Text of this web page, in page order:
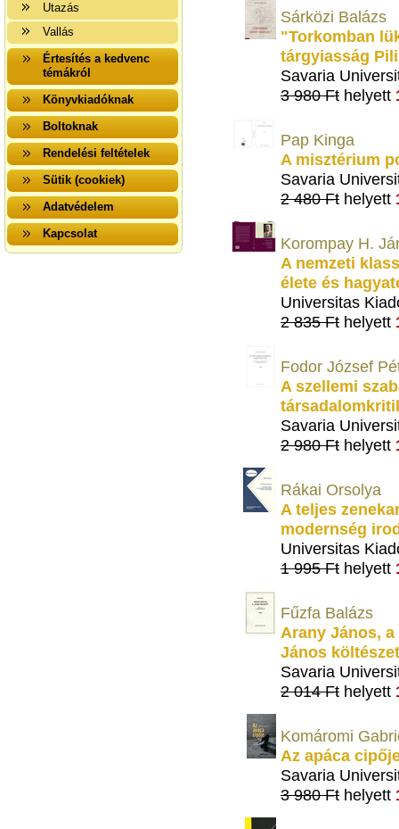
Utazás
Vallás
Értesítés a kedvenc
témákról
Könyvkiadóknak
Boltoknak
Rendelési feltételek
Sütik (cookiek)
Adatvédelem
Kapcsolat
Sárközi Balázs
"Torkomban
tárgyiasság
Savaria
3 980 Ft helyett
Pap Kinga
A misztérium
Savaria
2 480 Ft helyett
Korompay H.
A nemzeti
élete és
Universitas
2 835 Ft helyett
Fodor József
A szellemi
Savaria
2 980 Ft helyett
Rákai Orsolya
A teljes
modernség
Universitas
1 995 Ft helyett
Fűzfa Balázs
Arany János,
János
Savaria
2 014 Ft helyett
Komáromi
Az apáca
Savaria
3 980 Ft helyett